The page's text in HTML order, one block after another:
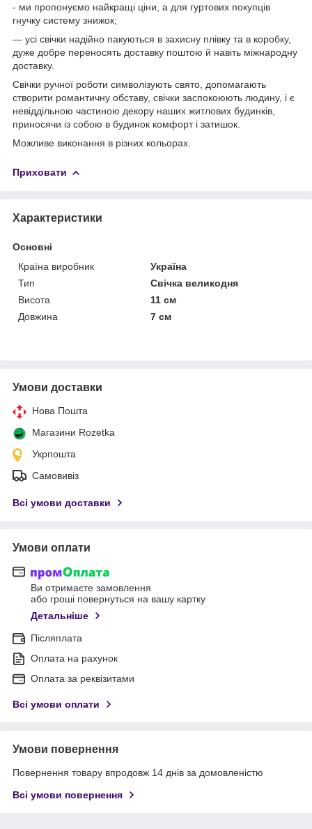
- ми пропонуємо найкращі ціни, а для гуртових покупців
гнучку систему знижок;
— усі свічки надійно пакуються в захисну плівку та в коробку,
дуже добре переносять доставку поштою й навіть міжнародну
доставку.
Свічки ручної роботи символізують свято, допомагають
створити романтичну обставу, свічки заспокоюють людину, і є
невіддільною частиною декору наших житлових будинків,
приносячи із собою в будинок комфорт і затишок.
Можливе виконання в різних кольорах.
Приховати
Характеристики
Основні
Країна виробник
Україна
Тип
Свічка великодня
Висота
11 см
Довжина
7 см
Умови доставки
Нова Пошта
Магазини Rozetka
Укрпошта
Самовивіз
Всі умови доставки
Умови оплати
Ви отримаєте замовлення
або гроші повернуться на вашу картку
Детальніше
Післяплата
Оплата на рахунок
Оплата за реквізитами
Всі умови оплати
Умови повернення
Повернення товару впродовж 14 днів за домовленістю
Всі умови повернення